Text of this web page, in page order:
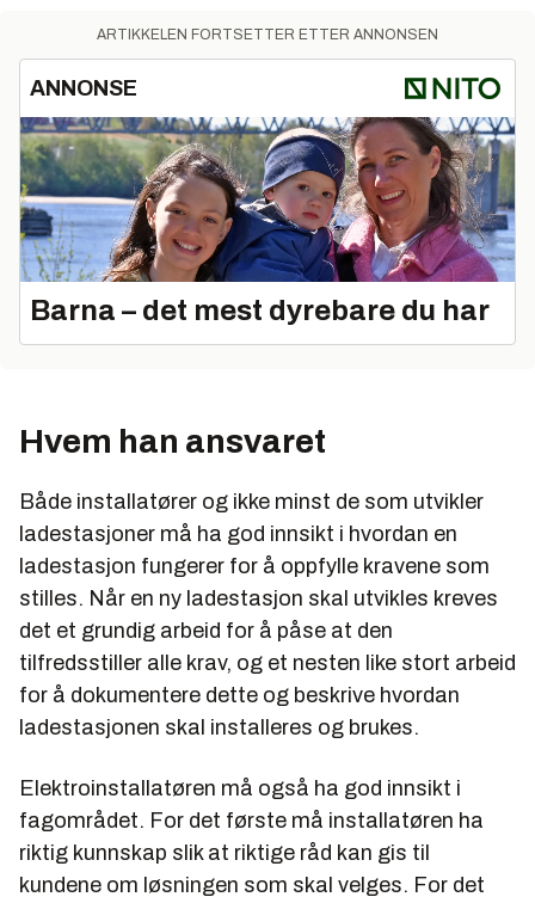
ARTIKKELEN FORTSETTER ETTER ANNONSEN
ANNONSE
Barna – det mest dyrebare du har
Hvem han ansvaret
Både installatører og ikke minst de som utvikler
ladestasjoner må ha god innsikt i hvordan en
ladestasjon fungerer for å oppfylle kravene som
stilles. Når en ny ladestasjon skal utvikles kreves
det et grundig arbeid for å påse at den
tilfredsstiller alle krav, og et nesten like stort arbeid
for å dokumentere dette og beskrive hvordan
ladestasjonen skal installeres og brukes.
Elektroinstallatøren må også ha god innsikt i
fagområdet. For det første må installatøren ha
riktig kunnskap slik at riktige råd kan gis til
kundene om løsningen som skal velges. For det